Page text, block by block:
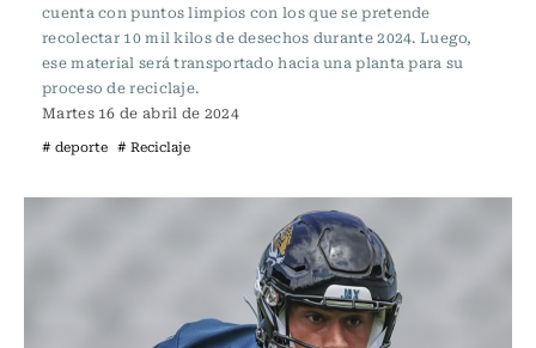
cuenta con puntos limpios con los que se pretende
recolectar 10 mil kilos de desechos durante 2024. Luego,
ese material será transportado hacia una planta para su
proceso de reciclaje.
Martes 16 de abril de 2024
# deporte # Reciclaje